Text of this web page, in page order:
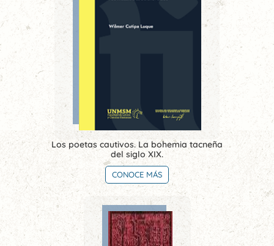
Los poetas cautivos. La bohemia tacneña
del siglo XIX.
CONOCE MÁS